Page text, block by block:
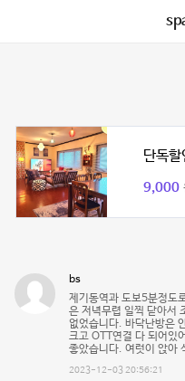
단독
9,000
bs
제기동역과 도보5분정도
은 저녁무렵 일찍 닫아서
없었습니다. 바닥난방은
크고 OTT연결 다 되어있
좋았습니다. 여럿이 앉아
2023-12-03 20:56:21